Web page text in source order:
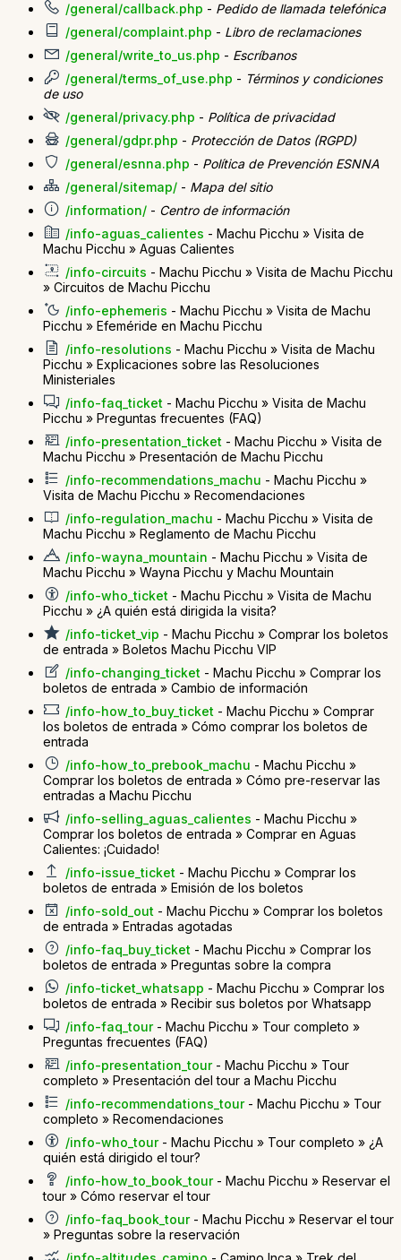
/general/callback.php - Pedido de llamada telefónica
/general/complaint.php - Libro de reclamaciones
/general/write_to_us.php - Escríbanos
/general/terms_of_use.php - Términos y condiciones
de uso
/general/privacy.php - Política de privacidad
/general/gdpr.php - Protección de Datos (RGPD)
/general/esnna.php - Política de Prevención ESNNA
/general/sitemap/ - Mapa del sitio
/information/ - Centro de información
/info-aguas_calientes - Machu Picchu » Visita de
Machu Picchu » Aguas Calientes
/info-circuits - Machu Picchu » Visita de Machu Picchu
» Circuitos de Machu Picchu
/info-ephemeris - Machu Picchu » Visita de Machu
Picchu » Efeméride en Machu Picchu
/info-resolutions - Machu Picchu » Visita de Machu
Picchu » Explicaciones sobre las Resoluciones
Ministeriales
/info-faq_ticket - Machu Picchu » Visita de Machu
Picchu » Preguntas frecuentes (FAQ)
/info-presentation_ticket - Machu Picchu » Visita de
Machu Picchu » Presentación de Machu Picchu
/info-recommendations_machu - Machu Picchu »
Visita de Machu Picchu » Recomendaciones
/info-regulation_machu - Machu Picchu » Visita de
Machu Picchu » Reglamento de Machu Picchu
/info-wayna_mountain - Machu Picchu » Visita de
Machu Picchu » Wayna Picchu y Machu Mountain
/info-who_ticket - Machu Picchu » Visita de Machu
Picchu » ¿A quién está dirigida la visita?
/info-ticket_vip - Machu Picchu » Comprar los boletos
de entrada » Boletos Machu Picchu VIP
/info-changing_ticket - Machu Picchu » Comprar los
boletos de entrada » Cambio de información
/info-how_to_buy_ticket - Machu Picchu » Comprar
los boletos de entrada » Cómo comprar los boletos de
entrada
/info-how_to_prebook_machu - Machu Picchu »
Comprar los boletos de entrada » Cómo pre-reservar las
entradas a Machu Picchu
/info-selling_aguas_calientes - Machu Picchu »
Comprar los boletos de entrada » Comprar en Aguas
Calientes: ¡Cuidado!
/info-issue_ticket - Machu Picchu » Comprar los
boletos de entrada » Emisión de los boletos
/info-sold_out - Machu Picchu » Comprar los boletos
de entrada » Entradas agotadas
/info-faq_buy_ticket - Machu Picchu » Comprar los
boletos de entrada » Preguntas sobre la compra
/info-ticket_whatsapp - Machu Picchu » Comprar los
boletos de entrada » Recibir sus boletos por Whatsapp
/info-faq_tour- Machu Picchu » Tour completo »
Preguntas frecuentes (FAQ)
/info-presentation_tour- Machu Picchu » Tour
completo » Presentación del tour a Machu Picchu
/info-recommendations_tour- Machu Picchu » Tour
completo » Recomendaciones
/info-who_tour- Machu Picchu » Tour completo » ¿A
quién está dirigido el tour?
/info-how_to_book_tour- Machu Picchu » Reservar el
tour » Cómo reservar el tour
/info-faq_book_tour- Machu Picchu » Reservar el tour
» Preguntas sobre la reservación